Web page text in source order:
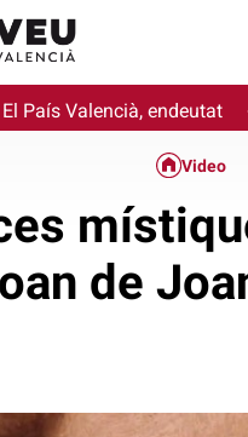
El País Valencià, endeutat
Video
de